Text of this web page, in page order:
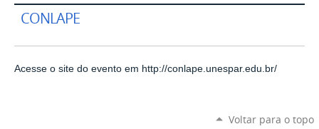
CONLAPE
Acesse o site do evento em http://conlape.unespar.edu.br/
Voltar para o topo